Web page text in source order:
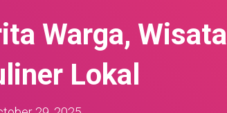
Warga, Wisata
Lokal